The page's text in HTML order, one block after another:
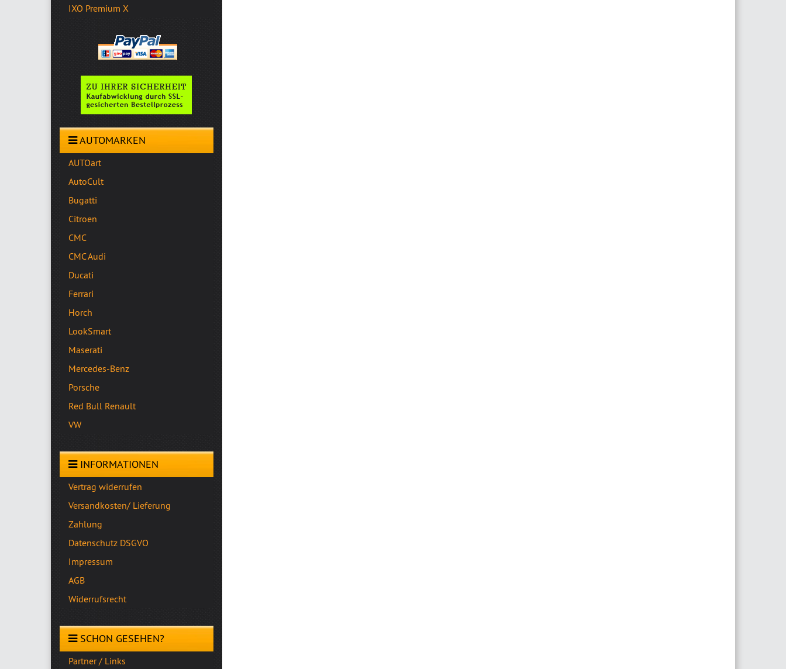
IXO Premium X
AUTOMARKEN
AUTOart
AutoCult
Bugatti
Citroen
CMC
CMC Audi
Ducati
Ferrari
Horch
LookSmart
Maserati
Mercedes-Benz
Porsche
Red Bull Renault
VW
INFORMATIONEN
Vertrag widerrufen
Versandkosten/ Lieferung
Zahlung
Datenschutz DSGVO
Impressum
AGB
Widerrufsrecht
SCHON GESEHEN?
Partner / Links